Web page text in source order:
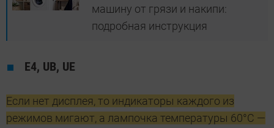
машину от грязи и накипи:
подробная инструкция
Е4, UB, UE
Если нет дисплея, то индикаторы каждого из
режимов мигают, а лампочка температуры 60°С —